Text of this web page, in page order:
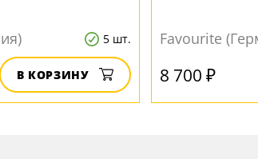
5 шт.
В КОРЗИНУ
Favourite
8 700 ₽